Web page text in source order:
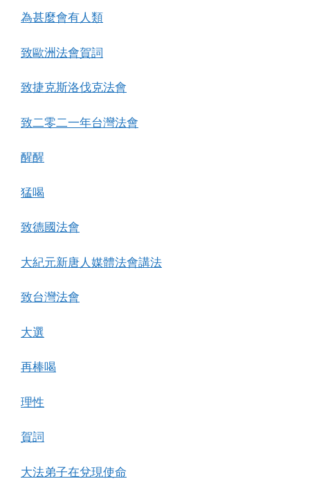
為甚麼會有人類
致歐洲法會賀詞
致捷克斯洛伐克法會
致二零二一年台灣法會
醒醒
猛喝
致德國法會
大紀元新唐人媒體法會講法
致台灣法會
大選
再棒喝
理性
賀詞
大法弟子在兌現使命